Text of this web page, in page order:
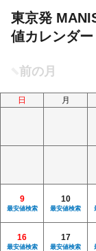
東京発
値カレンダー
日 月
9
最安値検索
10
最安値検索
16
最安値検索
17
最安値検索